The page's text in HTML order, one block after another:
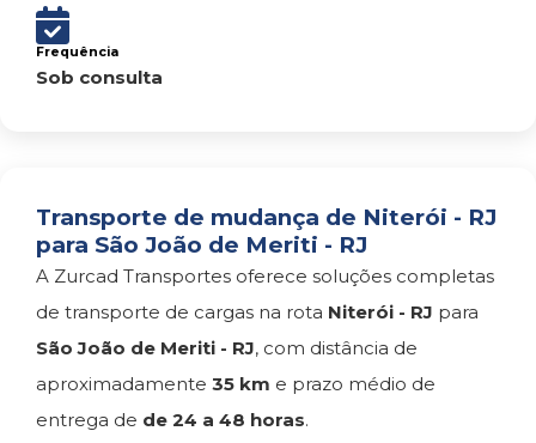
Frequência
Sob consulta
Transporte de mudança de Niterói - RJ
para São João de Meriti - RJ
A Zurcad Transportes oferece soluções completas
de transporte de cargas na rota Niterói - RJ para
São João de Meriti - RJ, com distância de
aproximadamente 35 km e prazo médio de
entrega de de 24 a 48 horas.